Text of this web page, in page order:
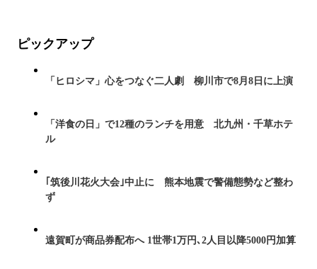
ピックアップ
「ヒロシマ」心をつなぐ二人劇 柳川市で8月8日に上演
「洋食の日」で12種のランチを用意 北九州・千草ホテ
ル
｢筑後川花火大会｣中止に 熊本地震で警備態勢など整わ
ず
遠賀町が商品券配布へ 1世帯1万円､2人目以降5000円加算